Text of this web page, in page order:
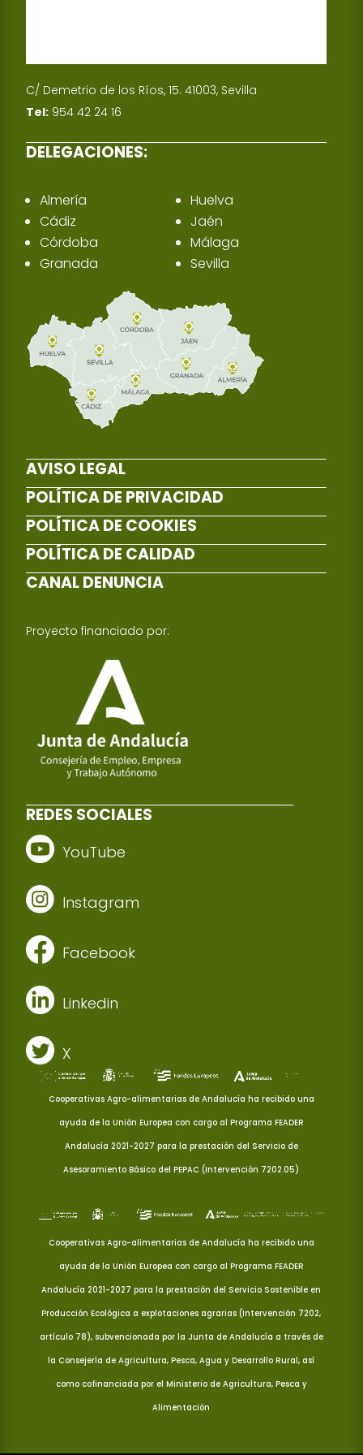
C/ Demetrio de los Ríos, 15. 41003, Sevilla
Tel: 954 42 24 16
DELEGACIONES:
Almería
Cádiz
Córdoba
Granada
Huelva
Jaén
Málaga
Sevilla
AVISO LEGAL
POLÍTICA DE PRIVACIDAD
POLÍTICA DE COOKIES
POLÍTICA DE CALIDAD
CANAL DENUNCIA
Proyecto financiado por:
REDES SOCIALES
YouTube
Instagram
Facebook
Linkedin
X
Cooperativas Agro-alimentarias de Andalucía ha recibido una
ayuda de la Unión Europea con cargo al Programa FEADER
Andalucía 2021-2027 para la prestación del Servicio de
Asesoramiento Básico del PEPAC (Intervención 7202.05)
Cooperativas Agro-alimentarias de Andalucía ha recibido una
ayuda de la Unión Europea con cargo al Programa FEADER
Andalucía 2021-2027 para la prestación del Servicio Sostenible en
Producción Ecológica a explotaciones agrarias (Intervención 7202,
artículo 78), subvencionada por la Junta de Andalucía a través de
la Consejería de Agricultura, Pesca, Agua y Desarrollo Rural, así
como cofinanciada por el Ministerio de Agricultura, Pesca y
Alimentación